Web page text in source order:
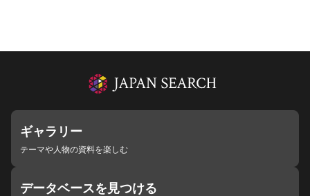
ギャラリー
テーマや人物の資料を楽しむ
データベースを見つける